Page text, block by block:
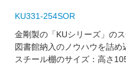
KU331-254SOR
金剛製の「KUシリーズ」の
図書館納入のノウハウを詰
スチール棚のサイズ：高さ